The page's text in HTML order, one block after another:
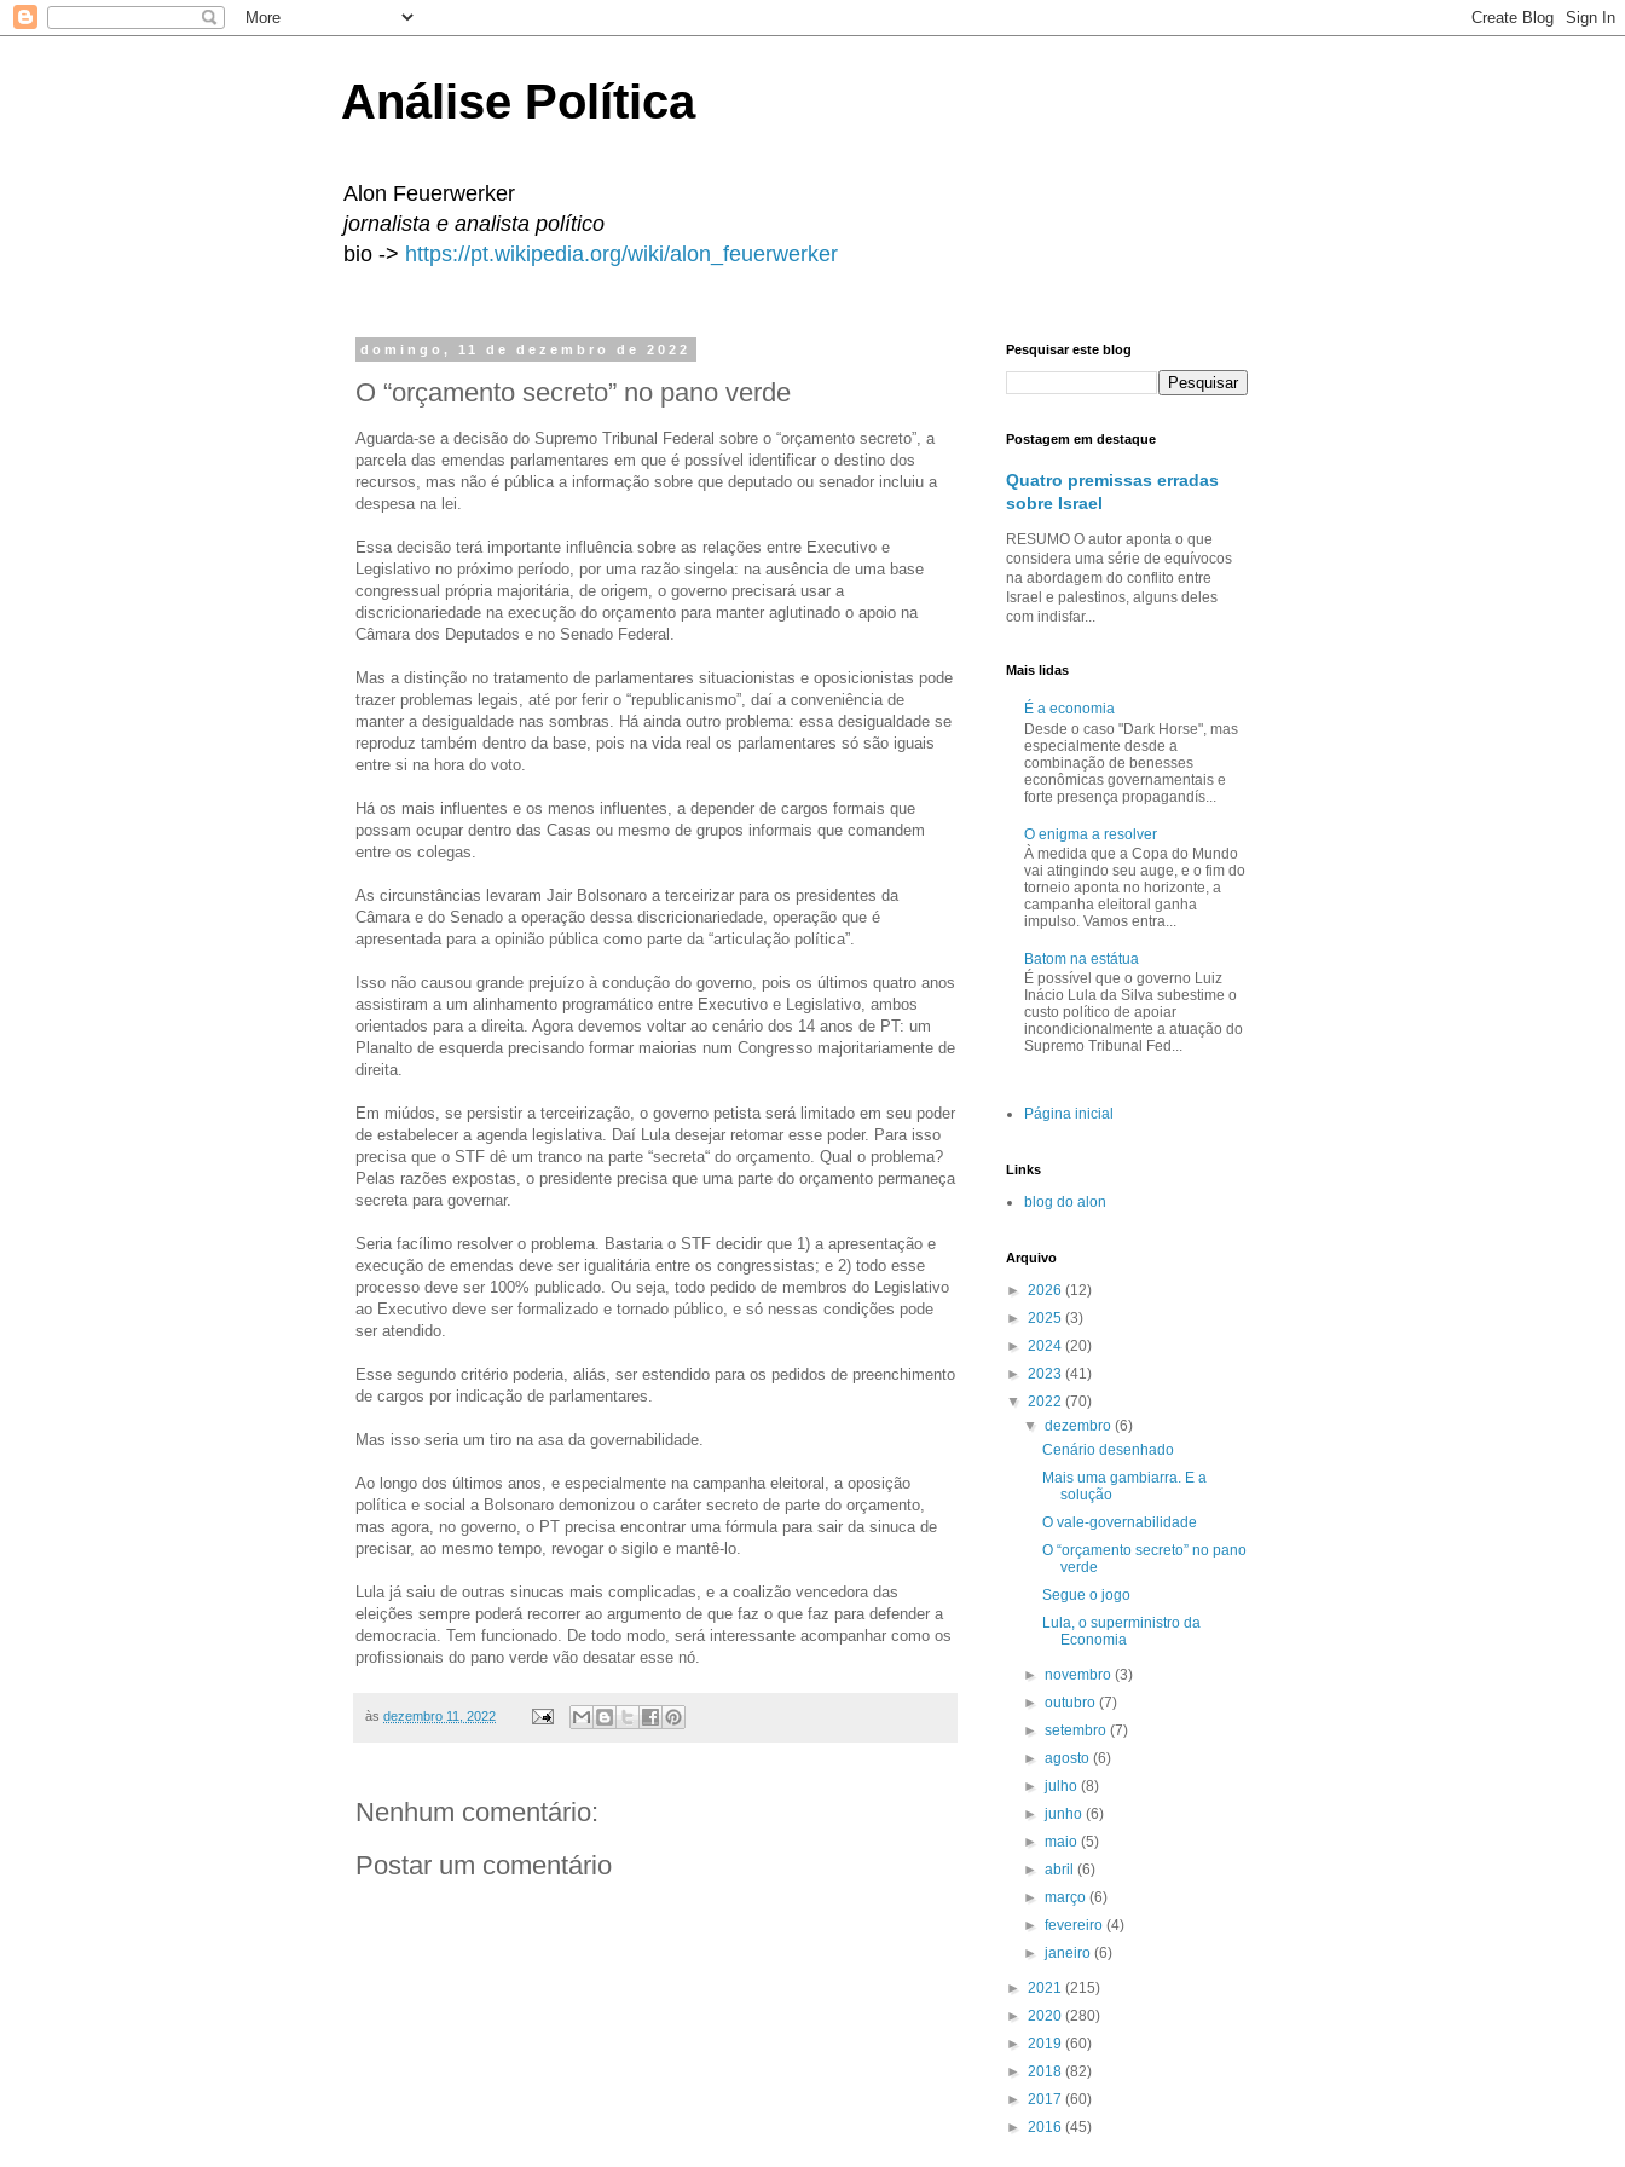
Análise Política
Alon Feuerwerker
jornalista e analista político
bio -> https://pt.wikipedia.org/wiki/alon_feuerwerker
domingo, 11 de dezembro de 2022
O “orçamento secreto” no pano verde
Aguarda-se a decisão do Supremo Tribunal Federal sobre o “orçamento secreto”, a
parcela das emendas parlamentares em que é possível identificar o destino dos
recursos, mas não é pública a informação sobre que deputado ou senador incluiu a
despesa na lei.
Essa decisão terá importante influência sobre as relações entre Executivo e
Legislativo no próximo período, por uma razão singela: na ausência de uma base
congressual própria majoritária, de origem, o governo precisará usar a
discricionariedade na execução do orçamento para manter aglutinado o apoio na
Câmara dos Deputados e no Senado Federal.
Mas a distinção no tratamento de parlamentares situacionistas e oposicionistas pode
trazer problemas legais, até por ferir o “republicanismo”, daí a conveniência de
manter a desigualdade nas sombras. Há ainda outro problema: essa desigualdade se
reproduz também dentro da base, pois na vida real os parlamentares só são iguais
entre si na hora do voto.
Há os mais influentes e os menos influentes, a depender de cargos formais que
possam ocupar dentro das Casas ou mesmo de grupos informais que comandem
entre os colegas.
As circunstâncias levaram Jair Bolsonaro a terceirizar para os presidentes da
Câmara e do Senado a operação dessa discricionariedade, operação que é
apresentada para a opinião pública como parte da “articulação política”.
Isso não causou grande prejuízo à condução do governo, pois os últimos quatro anos
assistiram a um alinhamento programático entre Executivo e Legislativo, ambos
orientados para a direita. Agora devemos voltar ao cenário dos 14 anos de PT: um
Planalto de esquerda precisando formar maiorias num Congresso majoritariamente de
direita.
Em miúdos, se persistir a terceirização, o governo petista será limitado em seu poder
de estabelecer a agenda legislativa. Daí Lula desejar retomar esse poder. Para isso
precisa que o STF dê um tranco na parte “secreta“ do orçamento. Qual o problema?
Pelas razões expostas, o presidente precisa que uma parte do orçamento permaneça
secreta para governar.
Seria facílimo resolver o problema. Bastaria o STF decidir que 1) a apresentação e
execução de emendas deve ser igualitária entre os congressistas; e 2) todo esse
processo deve ser 100% publicado. Ou seja, todo pedido de membros do Legislativo
ao Executivo deve ser formalizado e tornado público, e só nessas condições pode
ser atendido.
Esse segundo critério poderia, aliás, ser estendido para os pedidos de preenchimento
de cargos por indicação de parlamentares.
Mas isso seria um tiro na asa da governabilidade.
Ao longo dos últimos anos, e especialmente na campanha eleitoral, a oposição
política e social a Bolsonaro demonizou o caráter secreto de parte do orçamento,
mas agora, no governo, o PT precisa encontrar uma fórmula para sair da sinuca de
precisar, ao mesmo tempo, revogar o sigilo e mantê-lo.
Lula já saiu de outras sinucas mais complicadas, e a coalizão vencedora das
eleições sempre poderá recorrer ao argumento de que faz o que faz para defender a
democracia. Tem funcionado. De todo modo, será interessante acompanhar como os
profissionais do pano verde vão desatar esse nó.
às dezembro 11, 2022
Nenhum comentário:
Postar um comentário
Pesquisar este blog
Postagem em destaque
Quatro premissas erradas
sobre Israel
RESUMO O autor aponta o que
considera uma série de equívocos
na abordagem do conflito entre
Israel e palestinos, alguns deles
com indisfar...
Mais lidas
É a economia
Desde o caso "Dark Horse", mas
especialmente desde a
combinação de benesses
econômicas governamentais e
forte presença propagandís...
O enigma a resolver
À medida que a Copa do Mundo
vai atingindo seu auge, e o fim do
torneio aponta no horizonte, a
campanha eleitoral ganha
impulso. Vamos entra...
Batom na estátua
É possível que o governo Luiz
Inácio Lula da Silva subestime o
custo político de apoiar
incondicionalmente a atuação do
Supremo Tribunal Fed...
Página inicial
Links
blog do alon
Arquivo
► 2026 (12)
► 2025 (3)
► 2024 (20)
► 2023 (41)
▼ 2022 (70)
▼dezembro(6)
Cenário desenhado
Mais uma gambiarra. E a
solução
O vale-governabilidade
O “orçamento secreto” no pano
verde
Segue o jogo
Lula, o superministro da
Economia
►novembro(3)
►outubro(7)
►setembro(7)
►agosto(6)
►julho(8)
►junho(6)
►maio(5)
►abril(6)
►março(6)
►fevereiro(4)
►janeiro(6)
► 2021 (215)
► 2020 (280)
► 2019 (60)
► 2018 (82)
► 2017 (60)
► 2016 (45)